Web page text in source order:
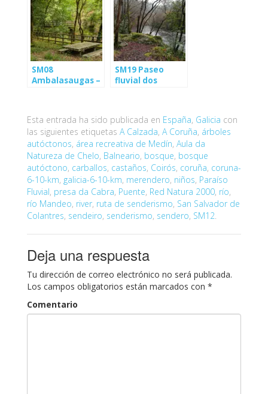
SM08
Ambalasaugas –
SM19 Paseo
fluvial dos
Esta entrada ha sido publicada en España, Galicia con
las siguientes etiquetas A Calzada, A Coruña, árboles
autóctonos, área recreativa de Medín, Aula da
Natureza de Chelo, Balneario, bosque, bosque
autóctono, carballos, castaños, Coirós, coruña, coruna-
6-10-km, galicia-6-10-km, merendero, niños, Paraíso
Fluvial, presa da Cabra, Puente, Red Natura 2000, río,
río Mandeo, river, ruta de senderismo, San Salvador de
Colantres, sendeiro, senderismo, sendero, SM12.
Deja una respuesta
Tu dirección de correo electrónico no será publicada.
Los campos obligatorios están marcados con *
Comentario